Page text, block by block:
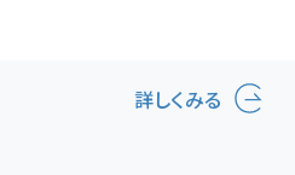
詳しくみる